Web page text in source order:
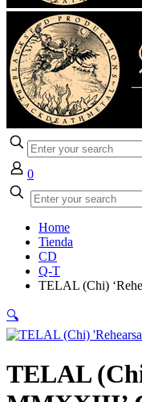
0
Home
Tienda
CD
Q-T
TELAL (Chi)
🔍
TELAL